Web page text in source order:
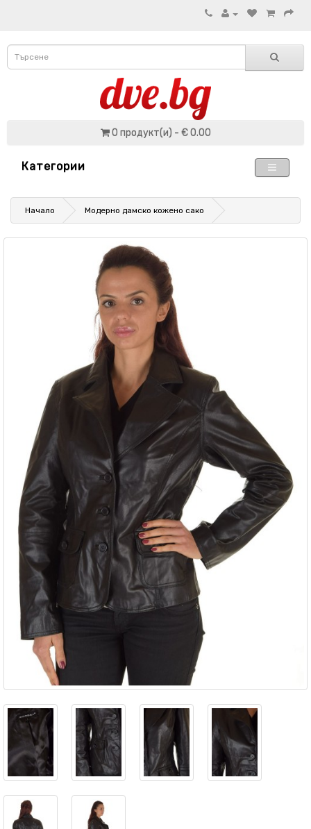
0 продукт(и) - € 0.00
Категории
Начало Модерно дамско кожено сако